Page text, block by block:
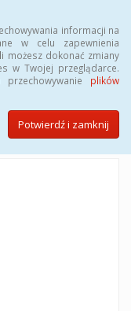
informacji na
w celu zapewnienia
możesz dokonać zmiany
w Twojej przeglądarce.
plików
Potwierdź i zamknij